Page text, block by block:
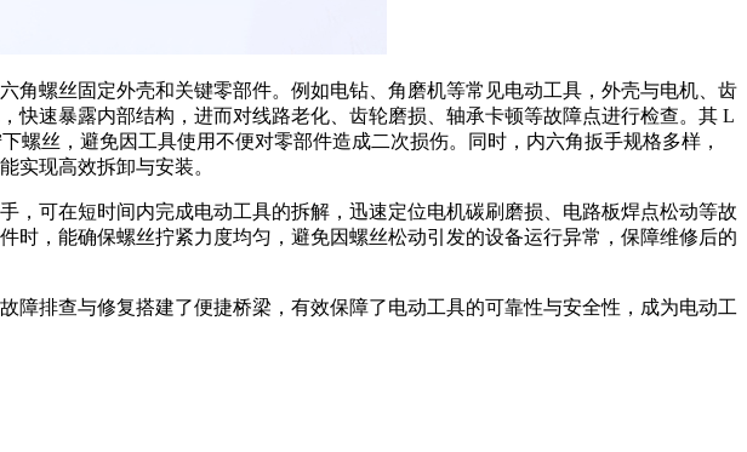
螺丝固定外壳和关键零部件。例如电钻、角磨机等常见电动工具，外壳与电机、齿
速暴露内部结构，进而对线路老化、齿轮磨损、轴承卡顿等故障点进行检查。其 L
丝，避免因工具使用不便对零部件造成二次损伤。同时，内六角扳手规格多样，
实现高效拆卸与安装。
可在短时间内完成电动工具的拆解，迅速定位电机碳刷磨损、电路板焊点松动等故
，能确保螺丝拧紧力度均匀，避免因螺丝松动引发的设备运行异常，保障维修后的
排查与修复搭建了便捷桥梁，有效保障了电动工具的可靠性与安全性，成为电动工